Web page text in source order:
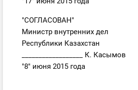
"СОГЛАСОВАН"
Министр внутренних дел
Республики Казахстан
__________________ К. Касымов
"8" июня 2015 года